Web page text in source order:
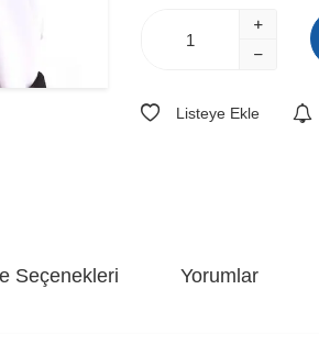
Listeye Ekle
Seçenekleri Yorumlar